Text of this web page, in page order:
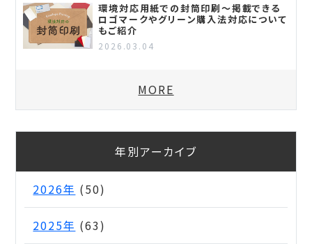
環境対応用紙での封筒印刷～掲載できる
ロゴマークやグリーン購入法対応について
もご紹介
2026.03.04
MORE
年別アーカイブ
2026年 (50)
2025年 (63)